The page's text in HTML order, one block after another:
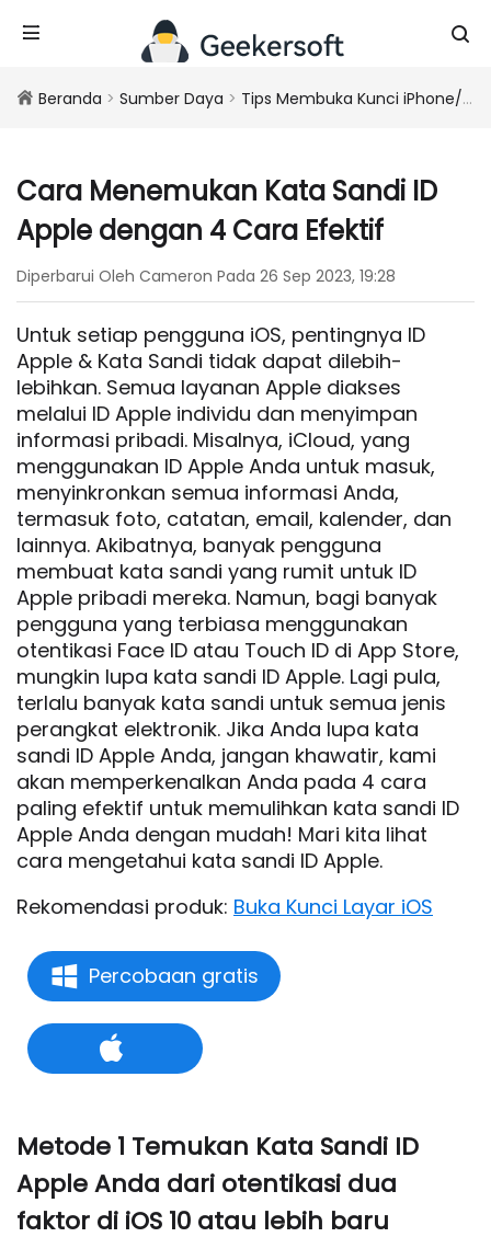
Beranda > Sumber Daya > Tips Membuka Kunci iPhone/iPad
Cara Menemukan Kata Sandi ID
Apple dengan 4 Cara Efektif
Diperbarui Oleh Cameron Pada 26 Sep 2023, 19:28
Untuk setiap pengguna iOS, pentingnya ID
Apple & Kata Sandi tidak dapat dilebih-
lebihkan. Semua layanan Apple diakses
melalui ID Apple individu dan menyimpan
informasi pribadi. Misalnya, iCloud, yang
menggunakan ID Apple Anda untuk masuk,
menyinkronkan semua informasi Anda,
termasuk foto, catatan, email, kalender, dan
lainnya. Akibatnya, banyak pengguna
membuat kata sandi yang rumit untuk ID
Apple pribadi mereka. Namun, bagi banyak
pengguna yang terbiasa menggunakan
otentikasi Face ID atau Touch ID di App Store,
mungkin lupa kata sandi ID Apple. Lagi pula,
terlalu banyak kata sandi untuk semua jenis
perangkat elektronik. Jika Anda lupa kata
sandi ID Apple Anda, jangan khawatir, kami
akan memperkenalkan Anda pada 4 cara
paling efektif untuk memulihkan kata sandi ID
Apple Anda dengan mudah! Mari kita lihat
cara mengetahui kata sandi ID Apple.
Rekomendasi produk: Buka Kunci Layar iOS
Percobaan gratis
Metode 1 Temukan Kata Sandi ID
Apple Anda dari otentikasi dua
faktor di iOS 10 atau lebih baru